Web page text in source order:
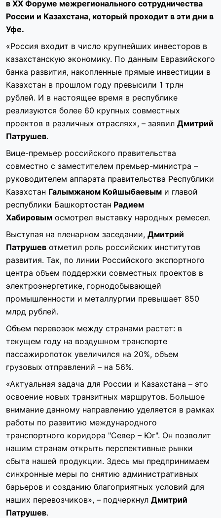
в XX Форуме межрегионального сотрудничества
России и Казахстана, который проходит в эти дни в
Уфе.
«Россия входит в число крупнейших инвесторов в
казахстанскую экономику. По данным Евразийского
банка развития, накопленные прямые инвестиции в
Казахстан в прошлом году превысили 1 трлн
рублей. И в настоящее время в республике
реализуются более 60 крупных совместных
проектов в различных отраслях», – заявил Дмитрий
Патрушев.
Вице-премьер российского правительства
совместно с заместителем премьер-министра –
руководителем аппарата правительства Республики
Казахстан Галымжаном Койшыбаевым и главой
республики Башкортостан Радием
Хабировым осмотрел выставку народных ремесел.
Выступая на пленарном заседании, Дмитрий
Патрушев отметил роль российских институтов
развития. Так, по линии Российского экспортного
центра объем поддержки совместных проектов в
электроэнергетике, горнодобывающей
промышленности и металлургии превышает 850
млрд рублей.
Объем перевозок между странами растет: в
текущем году на воздушном транспорте
пассажиропоток увеличился на 20%, объем
грузовых отправлений – на 56%.
«Актуальная задача для России и Казахстана – это
освоение новых транзитных маршрутов. Большое
внимание данному направлению уделяется в рамках
работы по развитию международного
транспортного коридора "Север – Юг". Он позволит
нашим странам открыть перспективные рынки
сбыта нашей продукции. Здесь мы предпринимаем
синхронные меры по снятию административных
барьеров и созданию благоприятных условий для
наших перевозчиков», – подчеркнул Дмитрий
Патрушев.